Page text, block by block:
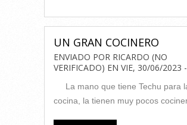
UN GRAN COCINERO
ENVIADO POR RICARDO (NO
VERIFICADO) EN VIE, 30/06/2023
La mano que tiene Techu para
cocina, la tienen muy pocos